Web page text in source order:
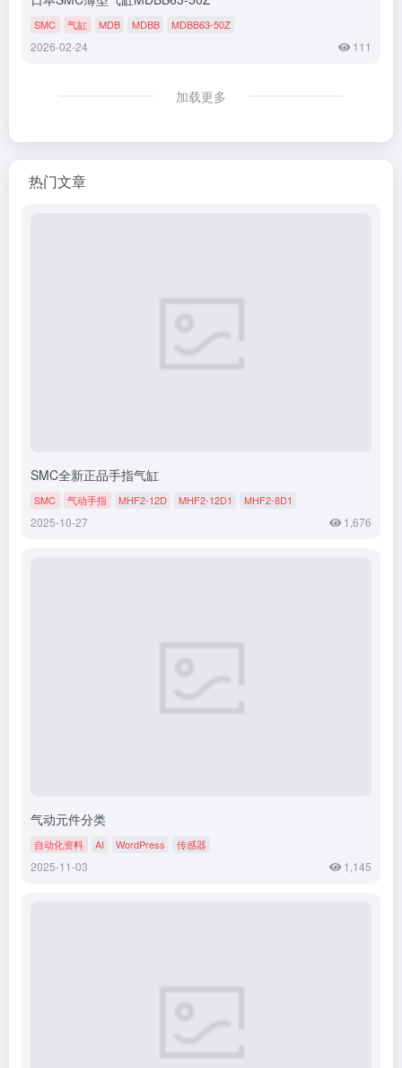
SMC 气缸 MDB MDBB MDBB63-50Z
2026-02-24 111
加载更多
热门文章
SMC全新正品手指气缸
SMC 气动手指 MHF2-12D MHF2-12D1 MHF2-8D1
2025-10-27 1,676
气动元件分类​
自动化资料 AI WordPress 传感器
2025-11-03 1,145